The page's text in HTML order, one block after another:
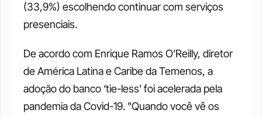
(33,9%) escolhendo continuar com serviços
presenciais.
De acordo com Enrique Ramos O’Reilly, diretor
de América Latina e Caribe da Temenos, a
adoção do banco ‘tie-less’ foi acelerada pela
pandemia da Covid-19. "Quando você vê os